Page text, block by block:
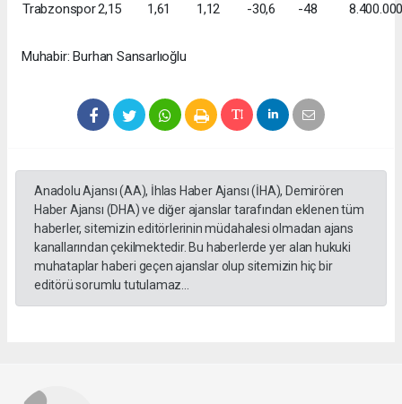
Trabzonspor2,15 1,61 1,12 -30,6 -48
Muhabir: Burhan Sansarlıoğlu
Anadolu Ajansı (AA), İhlas Haber Ajansı (İHA), Demirören
Haber Ajansı (DHA) ve diğer ajanslar tarafından eklenen tüm
haberler, sitemizin editörlerinin müdahalesi olmadan ajans
kanallarından çekilmektedir. Bu haberlerde yer alan hukuki
muhataplar haberi geçen ajanslar olup sitemizin hiç bir
editörü sorumlu tutulamaz...